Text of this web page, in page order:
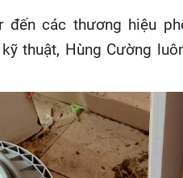
các thương hiệu
thuật, Hùng Cường